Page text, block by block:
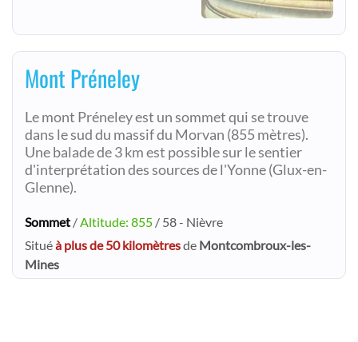
Mont Préneley
Le mont Préneley est un sommet qui se trouve
dans le sud du massif du Morvan (855 mètres).
Une balade de 3 km est possible sur le sentier
d'interprétation des sources de l'Yonne (Glux-en-
Glenne).
Sommet /Altitude: 855 / 58 - Nièvre
Situéà plus de 50 kilomètresde Montcombroux-les-
Mines